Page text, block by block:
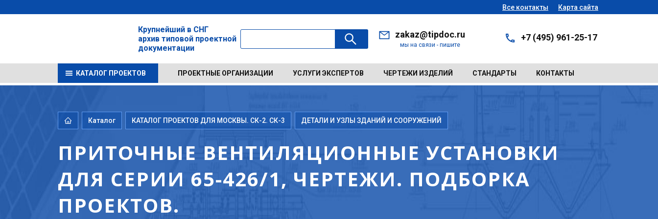
Все контакты Карта сайта
Крупнейший в СНГ
архив типовой проектной
документации
zakaz@tipdoc.ru
мы на связи - пишите
+7 (495) 961-25-17
КАТАЛОГ ПРОЕКТОВ ПРОЕКТНЫЕ ОРГАНИЗАЦИИ УСЛУГИ ЭКСПЕРТОВ ЧЕРТЕЖИ ИЗДЕЛИЙ СТАНДАРТЫ КОНТАКТЫ
Каталог КАТАЛОГ ПРОЕКТОВ ДЛЯ МОСКВЫ. СК-2. СК-3 ДЕТАЛИ И УЗЛЫ ЗДАНИЙ И СООРУЖЕНИЙ
ПРИТОЧНЫЕ ВЕНТИЛЯЦИОННЫЕ УСТАНОВКИ
ДЛЯ СЕРИИ 65-426/1, ЧЕРТЕЖИ. ПОДБОРКА
ПРОЕКТОВ.